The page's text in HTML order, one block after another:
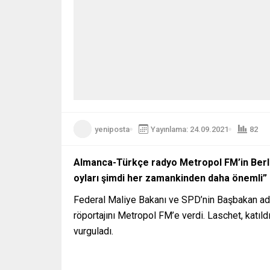
yeniposta Yayınlama: 24.09.2021 82
Almanca-Türkçe radyo Metropol FM’in
oyları şimdi her zamankinden daha önemli”
Federal Maliye Bakanı ve SPD’nin Başbakan
röportajını Metropol FM’e verdi. Laschet,
vurguladı.